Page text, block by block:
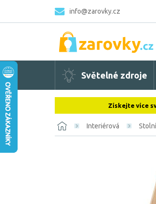
info@zarovky.cz
Světelné zdroje
Získejte více
Interiérová